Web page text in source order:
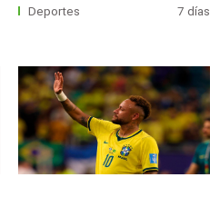
Deportes 7 días